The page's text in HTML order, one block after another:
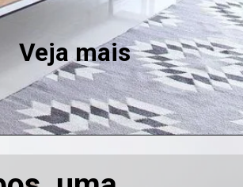
Veja mais